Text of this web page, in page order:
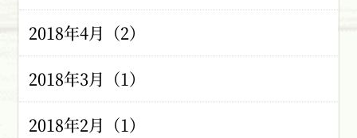
2018年4月（2）
2018年3月（1）
2018年2月（1）